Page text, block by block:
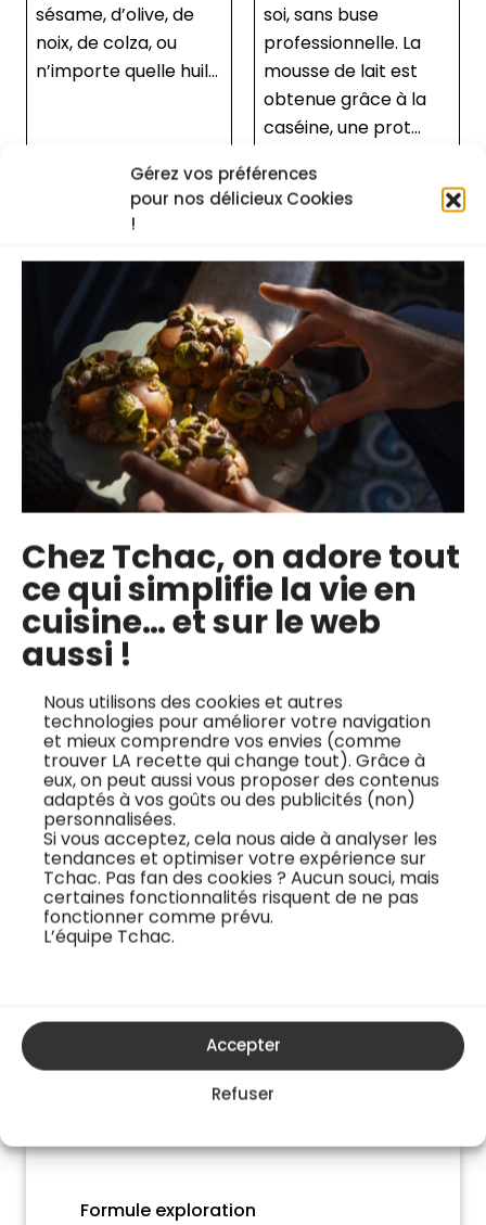
Gérez vos préférences
pour nos délicieux Cookies
!
Chez Tchac, on adore tout
ce qui simplifie la vie en
cuisine… et sur le web
aussi !
Nous utilisons des cookies et autres
technologies pour améliorer votre navigation
et mieux comprendre vos envies (comme
trouver LA recette qui change tout). Grâce à
eux, on peut aussi vous proposer des contenus
adaptés à vos goûts ou des publicités (non)
personnalisées.
Si vous acceptez, cela nous aide à analyser les
tendances et optimiser votre expérience sur
Tchac. Pas fan des cookies ? Aucun souci, mais
certaines fonctionnalités risquent de ne pas
fonctionner comme prévu.
L’équipe Tchac.
Accepter
Refuser
d’olive, de
ou
quelle huil...
soi, sans buse
professionnelle. La
mousse de lait est
obtenue grâce à la
caséine, une prot...
aliments
beurre
révéler
saveurs.
Accédez à tous les cours
Pour voir cette recette ainsi que toutes les
autres, choisissez une formule
d’abonnement.
la plus populaire
4€par mois
Essai de 14 jours offert . Sans pré-
paiement
Accès illimité à +500 cours vidéos
Téléchargement des fiches
techniques
+130 nouveaux cours par an
Engagement 12 mois
1 prélèvement annuel de
Formule exploration